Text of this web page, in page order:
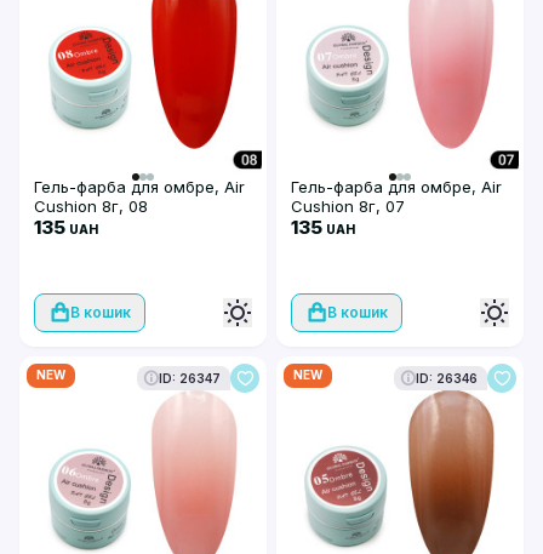
Гель-фарба для омбре, Air
Cushion 8г, 08
135 UAH
В кошик
Гель-фарба для омбре, Air
Cushion 8г, 07
135 UAH
В кошик
NEW ID: 26347 NEW ID: 26346